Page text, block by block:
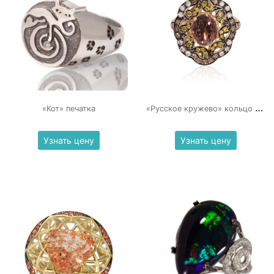
«Кот» печатка
Узнать цену
«
Русское кружево» кольцо с сапфиром и бриллиантами
Узнать цену